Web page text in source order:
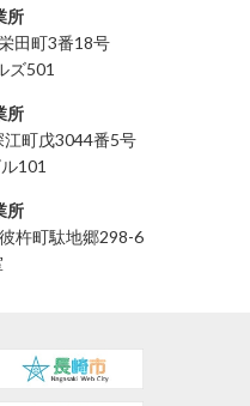
所
田町3番18号
ズ501
所
町戊3044番5号
101
所
杵町駄地郷298-6